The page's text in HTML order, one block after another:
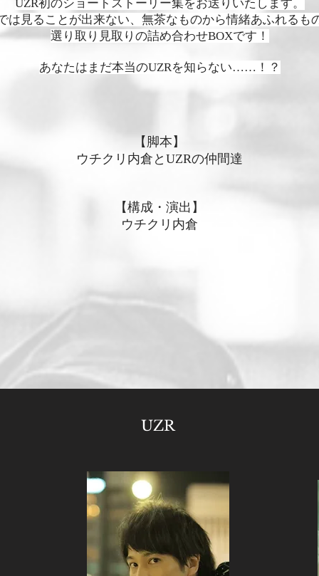
UZR初のショートストーリー集をお送りいたします。
は見ることが出来ない、無茶なものから情緒あふれるも
選り取り見取りの詰め合わせBOXです！
あなたはまだ本当のUZRを知らない……！？
【脚本】
ウチクリ内倉とUZRの仲間達
【構成・演出】
ウチクリ内倉
UZR